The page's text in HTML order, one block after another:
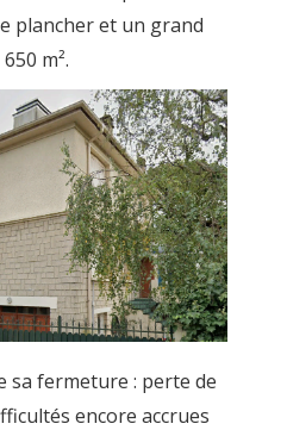
plancher et un grand
m².
fermeture : perte de
encore accrues